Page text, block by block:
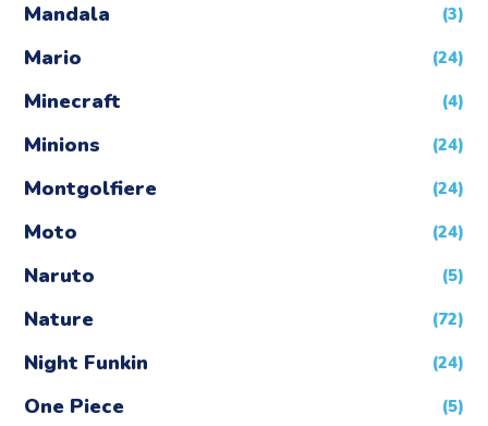
Mandala (3)
Mario (24)
Minecraft (4)
Minions (24)
Montgolfiere (24)
Moto (24)
Naruto (5)
Nature (72)
Night Funkin (24)
One Piece (5)